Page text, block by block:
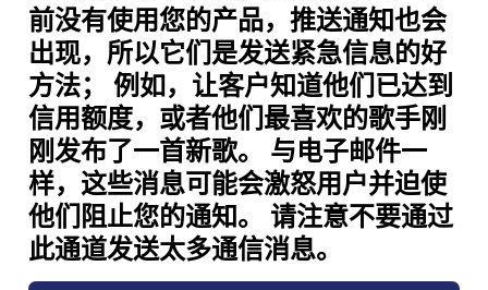
前没有使用您的产品，推送通知也会
出现，所以它们是发送紧急信息的好
方法； 例如，让客户知道他们已达到
信用额度，或者他们最喜欢的歌手刚
刚发布了一首新歌。 与电子邮件一
样，这些消息可能会激怒用户并迫使
他们阻止您的通知。 请注意不要通过
此通道发送太多通信消息。